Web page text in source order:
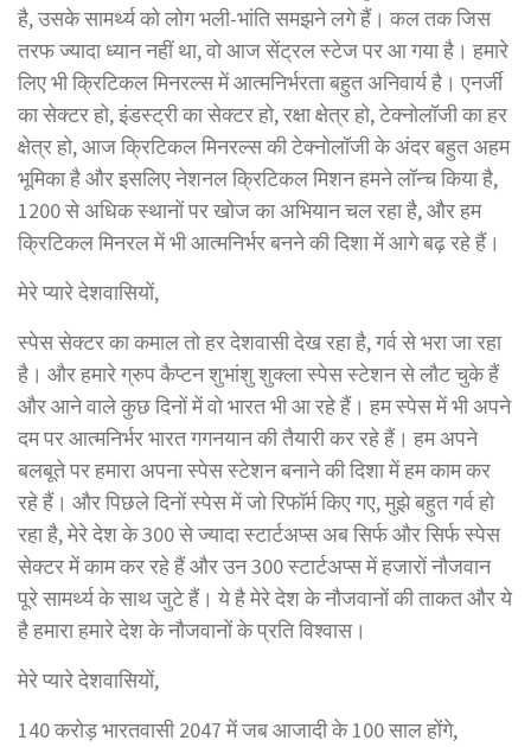
है, उसके सामर्थ्य को लोग भली-भांति समझने लगे हैं। कल तक जिस
तरफ ज्यादा ध्यान नहीं था, वो आज सेंट्रल स्टेज पर आ गया है। हमारे
लिए भी क्रिटिकल मिनरल्स में आत्मनिर्भरता बहुत अनिवार्य है। एनर्जी
का सेक्टर हो, इंडस्ट्री का सेक्टर हो, रक्षा क्षेत्र हो, टेक्नोलॉजी का हर
क्षेत्र हो, आज क्रिटिकल मिनरल्स की टेक्नोलॉजी के अंदर बहुत अहम
भूमिका है और इसलिए नेशनल क्रिटिकल मिशन हमने लॉन्च किया है,
1200 से अधिक स्थानों पर खोज का अभियान चल रहा है, और हम
क्रिटिकल मिनरल में भी आत्मनिर्भर बनने की दिशा में आगे बढ़ रहे हैं।
मेरे प्यारे देशवासियों,
स्पेस सेक्टर का कमाल तो हर देशवासी देख रहा है, गर्व से भरा जा रहा
है। और हमारे ग्रुप कैप्टन शुभांशु शुक्ला स्पेस स्टेशन से लौट चुके हैं
और आने वाले कुछ दिनों में वो भारत भी आ रहे हैं। हम स्पेस में भी अपने
दम पर आत्मनिर्भर भारत गगनयान की तैयारी कर रहे हैं। हम अपने
बलबूते पर हमारा अपना स्पेस स्टेशन बनाने की दिशा में हम काम कर
रहे हैं। और पिछले दिनों स्पेस में जो रिफॉर्म किए गए, मुझे बहुत गर्व हो
रहा है, मेरे देश के 300 से ज्यादा स्टार्टअप्स अब सिर्फ और सिर्फ स्पेस
सेक्टर में काम कर रहे हैं और उन 300 स्टार्टअप्स में हजारों नौजवान
पूरे सामर्थ्य के साथ जुटे हैं। ये है मेरे देश के नौजवानों की ताकत और ये
है हमारा हमारे देश के नौजवानों के प्रति विश्वास।
मेरे प्यारे देशवासियों,
140 करोड़ भारतवासी 2047 में जब आजादी के 100 साल होंगे,